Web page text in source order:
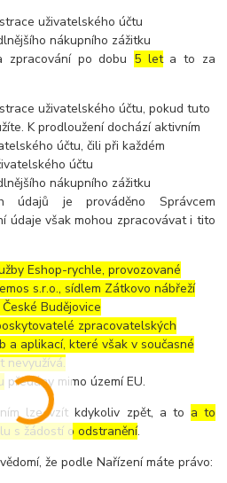
uživatelského účtu
nákupního zážitku
zpracování po dobu 5 leta to za
uživatelského účtu, pokud tuto
K prodloužení dochází aktivním
účtu, čili při každém
účtu
nákupního zážitku
údajů je prováděno Správcem
údaje však mohou zpracovávat i tito
Eshop-rychle, provozované
s.r.o., sídlem Zátkovo nábřeží
Budějovice
zpracovatelských
a aplikací, které však v současné
nevyužívá.
předány mimo území EU.
lze vzít kdykoliv zpět, a to a to
s žádostí o odstranění.
že podle Nařízení máte právo: